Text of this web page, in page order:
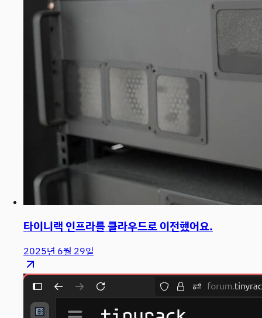
타이니랙 인프라를 클라우드로 이전했어요.
2025년 6월 29일